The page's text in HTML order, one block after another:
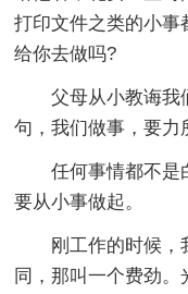
打印文件之类的小事
给你去做吗?
父母从小教诲我
句，我们做事，要力
任何事情都不是
要从小事做起。
刚工作的时候，
同，那叫一个费劲。